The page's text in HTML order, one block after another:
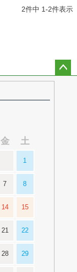
2件中 1-2件表示
金 土
1
7 8
14 15
21 22
28 29